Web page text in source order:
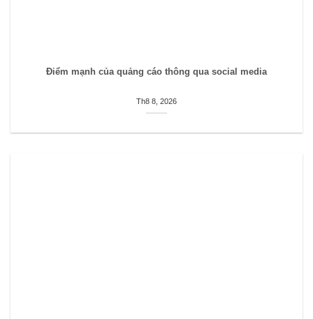
Điểm mạnh của quảng cáo thông qua social media
Th8 8, 2026